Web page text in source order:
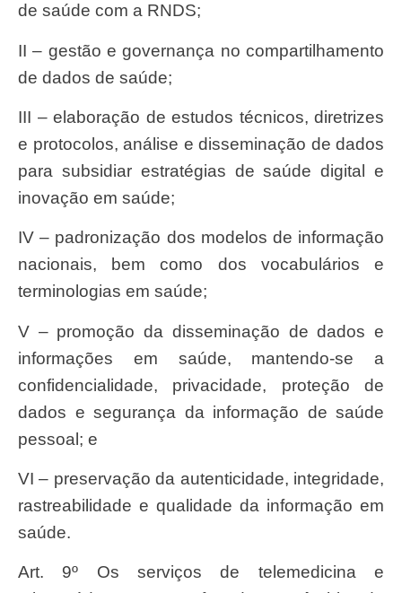
de saúde com a RNDS;
II – gestão e governança no compartilhamento
de dados de saúde;
III – elaboração de estudos técnicos, diretrizes
e protocolos, análise e disseminação de dados
para subsidiar estratégias de saúde digital e
inovação em saúde;
IV – padronização dos modelos de informação
nacionais, bem como dos vocabulários e
terminologias em saúde;
V – promoção da disseminação de dados e
informações em saúde, mantendo-se a
confidencialidade, privacidade, proteção de
dados e segurança da informação de saúde
pessoal; e
VI – preservação da autenticidade, integridade,
rastreabilidade e qualidade da informação em
saúde.
Art. 9º Os serviços de telemedicina e